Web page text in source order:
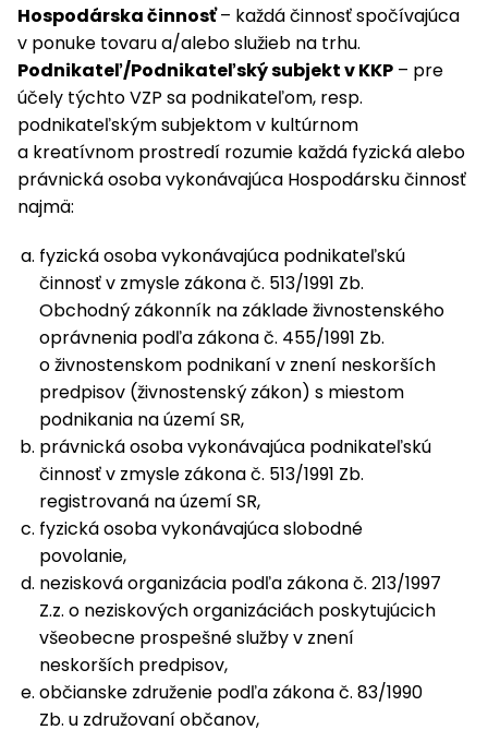
Hospodárska činnosť– každá činnosť spočívajúca
v ponuke tovaru a/alebo služieb na trhu.
Podnikateľ/Podnikateľský subjekt v KKP – pre
účely týchto VZP sa podnikateľom, resp.
podnikateľským subjektom v kultúrnom
a kreatívnom prostredí rozumie každá fyzická alebo
právnická osoba vykonávajúca Hospodársku činnosť
najmä:
fyzická osoba vykonávajúca podnikateľskú
činnosť v zmysle zákona č. 513/1991 Zb.
Obchodný zákonník na základe živnostenského
oprávnenia podľa zákona č. 455/1991 Zb.
o živnostenskom podnikaní v znení neskorších
predpisov (živnostenský zákon) s miestom
podnikania na území SR,
právnická osoba vykonávajúca podnikateľskú
činnosť v zmysle zákona č. 513/1991 Zb.
registrovaná na území SR,
fyzická osoba vykonávajúca slobodné
povolanie,
nezisková organizácia podľa zákona č. 213/1997
Z.z. o neziskových organizáciách poskytujúcich
všeobecne prospešné služby v znení
neskorších predpisov,
občianske združenie podľa zákona č. 83/1990
Zb. u združovaní občanov,